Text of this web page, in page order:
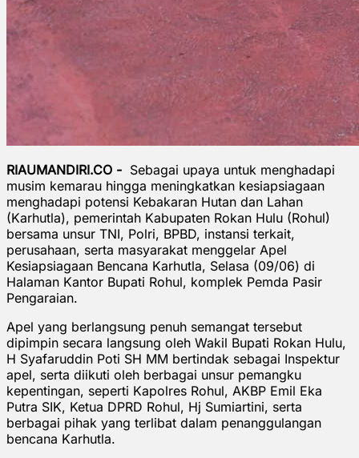
RIAUMANDIRI.CO - Sebagai upaya untuk menghadapi
musim kemarau hingga meningkatkan kesiapsiagaan
menghadapi potensi Kebakaran Hutan dan Lahan
(Karhutla), pemerintah Kabupaten Rokan Hulu (Rohul)
bersama unsur TNI, Polri, BPBD, instansi terkait,
perusahaan, serta masyarakat menggelar Apel
Kesiapsiagaan Bencana Karhutla, Selasa (09/06) di
Halaman Kantor Bupati Rohul, komplek Pemda Pasir
Pengaraian.
Apel yang berlangsung penuh semangat tersebut
dipimpin secara langsung oleh Wakil Bupati Rokan Hulu,
H Syafaruddin Poti SH MM bertindak sebagai Inspektur
apel, serta diikuti oleh berbagai unsur pemangku
kepentingan, seperti Kapolres Rohul, AKBP Emil Eka
Putra SIK, Ketua DPRD Rohul, Hj Sumiartini, serta
berbagai pihak yang terlibat dalam penanggulangan
bencana Karhutla.